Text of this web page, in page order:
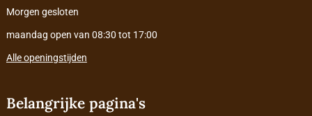
Morgen gesloten
maandag open van 08:30 tot 17:00
Alle openingstijden
Belangrijke pagina's